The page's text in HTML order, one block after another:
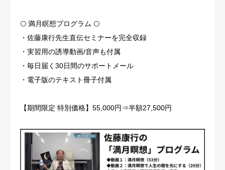
🌕 満月瞑想プログラム 🌕
・佐藤康行先生直伝セミナーを完全収録
・実習用の誘導動画/音声も付属
・毎日届く30日間のサポートメール
・電子版のテキスト冊子付属
【期間限定 特別価格】55,000円⇒半額27,500円